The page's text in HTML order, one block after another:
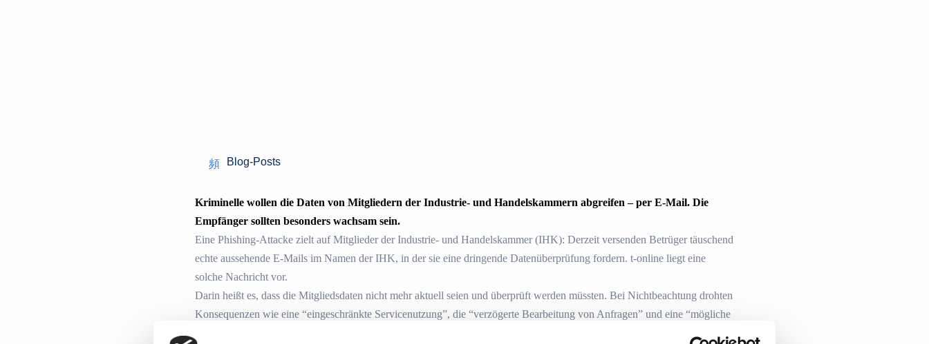
Blog-Posts
Kriminelle wollen die Daten von Mitgliedern der Industrie- und Handelskammern abgreifen – per E-Mail. Die
Empfänger sollten besonders wachsam sein.
Eine Phishing-Attacke zielt auf Mitglieder der Industrie- und Handelskammer (IHK): Derzeit versenden Betrüger täuschend
echte aussehende E-Mails im Namen der IHK, in der sie eine dringende Datenüberprüfung fordern. t-online liegt eine
solche Nachricht vor.
Darin heißt es, dass die Mitgliedsdaten nicht mehr aktuell seien und überprüft werden müssten. Bei Nichtbeachtung drohten
Konsequenzen wie eine “eingeschränkte Servicenutzung”, die “verzögerte Bearbeitung von Anfragen” und eine “mögliche